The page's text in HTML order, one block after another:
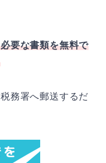
要な書類を無料で
務署へ郵送するだ